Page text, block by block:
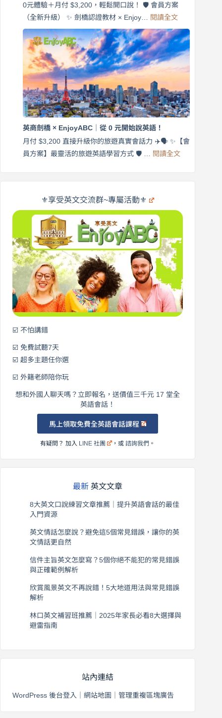
口
說
營
月
$3,200，
出
國
在
0元體驗＋月付 $3,200，輕鬆開口說！ 🛡️ 會員方案
（全新升級） ✨ 劍橋認證教材 × Enjoy… 閱讀全文:
外
師
帶
英
｜
英
商
×
享
口
說
英商劍橋 × EnjoyABC｜從 0 元開始說英語！
月付 $3,200 直接升級你的旅遊真實會話力 ✈️🗣️ ✨【會
員方案】最靈活的旅遊英語學習方式 🛡️ … 閱讀全文:
商
劍
｜
元
英
語！
⚜️享受英文交流群~專屬活動⚜️
☑️ 不怕講錯
☑️ 免費試聽7天
☑️ 超多主題任你選
☑️ 外籍老師陪你玩
想和外國人聊天嗎？立即報名，送價值三千元 17 堂全
英語會話！
馬上領取免費全英語會話課程
有疑問？ 加入 LINE 社團 ，或諮詢我們 。
最新 英文文章
8大英文口說練習文章推薦｜提升英語會話的最佳
入門資源
英文情話怎麼說？避免這5個常見錯誤，讓你的英
文情話更自然
信件主旨英文怎麼寫？5個你絕不能犯的常見錯誤
與正確範例解析
欣賞風景英文不再說錯！5大地道用法與常見錯誤
解析
林口英文補習班推薦｜2025年家長必看8大選擇與
避雷指南
站內連結
WordPress 後台登入 網站地圖 管理重複區塊廣告